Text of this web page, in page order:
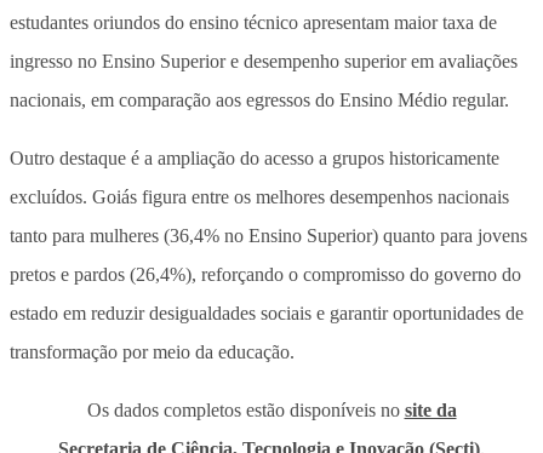
estudantes oriundos do ensino técnico apresentam maior taxa de
ingresso no Ensino Superior e desempenho superior em avaliações
nacionais, em comparação aos egressos do Ensino Médio regular.
Outro destaque é a ampliação do acesso a grupos historicamente
excluídos. Goiás figura entre os melhores desempenhos nacionais
tanto para mulheres (36,4% no Ensino Superior) quanto para jovens
pretos e pardos (26,4%), reforçando o compromisso do governo do
estado em reduzir desigualdades sociais e garantir oportunidades de
transformação por meio da educação.
Os dados completos estão disponíveis no site da
Secretaria de Ciência, Tecnologia e Inovação (Secti).